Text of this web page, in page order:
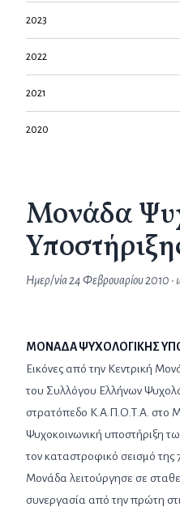
2023
2022
2021
2020
Μονάδα
Ημερ/νία24 Φεβρουαρίου 2010 •
ΜΟΝΑΔΑ ΨΥΧΟΛΟΓΙΚΗΣ
Εικόνες από την Κεντρική
του Συλλόγου Ελλήνων
στρατόπεδο Κ.Α.Π.Ο.Τ.Α. στο
Ψυχοκοινωνική υποστήριξη
τον καταστροφικό σεισμό
Μονάδα λειτούργησε σε
συνεργασία από την πρώτη